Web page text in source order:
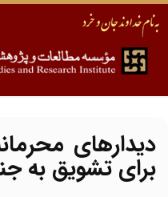
دیدارهای
برای تشویق به